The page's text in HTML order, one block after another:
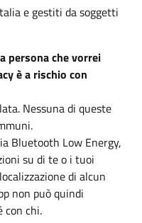
e gestiti da soggetti
persona che vorrei
è a rischio con
Nessuna di queste
Bluetooth Low Energy,
su di te o i tuoi
di alcun
non può quindi
con chi.